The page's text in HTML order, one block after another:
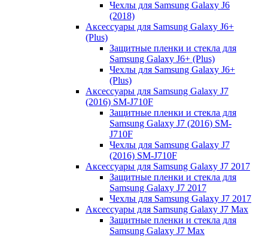
Чехлы для Samsung Galaxy J6
(2018)
Аксессуары для Samsung Galaxy J6+
(Plus)
Защитные пленки и стекла для
Samsung Galaxy J6+ (Plus)
Чехлы для Samsung Galaxy J6+
(Plus)
Аксессуары для Samsung Galaxy J7
(2016) SM-J710F
Защитные пленки и стекла для
Samsung Galaxy J7 (2016) SM-
J710F
Чехлы для Samsung Galaxy J7
(2016) SM-J710F
Аксессуары для Samsung Galaxy J7 2017
Защитные пленки и стекла для
Samsung Galaxy J7 2017
Чехлы для Samsung Galaxy J7 2017
Аксессуары для Samsung Galaxy J7 Max
Защитные пленки и стекла для
Samsung Galaxy J7 Max